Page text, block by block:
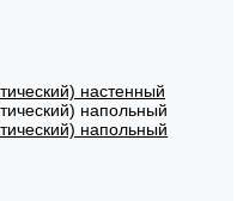
настенный
напольный
напольный